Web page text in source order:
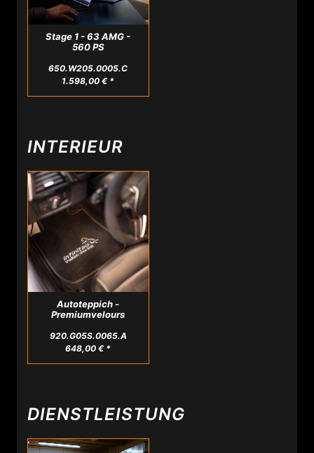
Stage 1 - 63 AMG -
560 PS
650.W205.0005.C
1.598,00 € *
INTERIEUR
Autoteppich -
Premiumvelours
920.G05S.0065.A
648,00 € *
DIENSTLEISTUNG